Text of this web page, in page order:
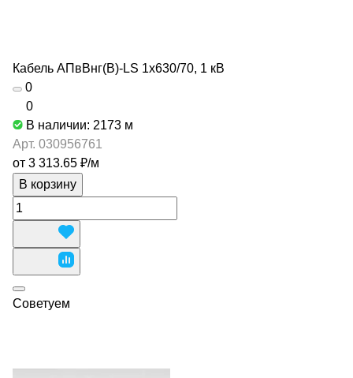
Кабель АПвВнг(В)-LS 1х630/70, 1 кВ
0
0
В наличии: 2173 м
Арт. 030956761
от 3 313.65 ₽/м
В корзину
Советуем